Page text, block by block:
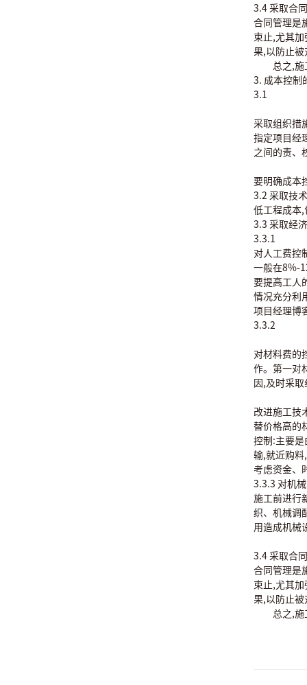
3.4 采取合
合同管理是
束止,尤其
果,以防止
总之,施工
3. 成本控
3.1
采取组织措
指定项目经
之间的责、
要明确成
3.2 采取技
低工程成本
3.3 采取
3.3.1
对人工费控
一般在8%-
要提高工人
情况充分利
项目经
3.3.2
对材料费的
作。第一对
因,及时采
改进施工技
替价格高的
控制:主要
输,就近购
考虑资金
3.3.3 对机
施工前进行
织、机械调
用造成机械
3.4 采取合
合同管理是
束止,尤其
果,以防止
总之,施工